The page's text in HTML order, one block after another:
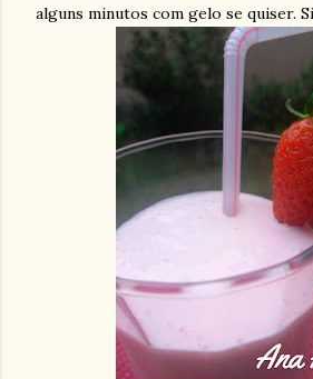
alguns minutos com gelo se quiser.